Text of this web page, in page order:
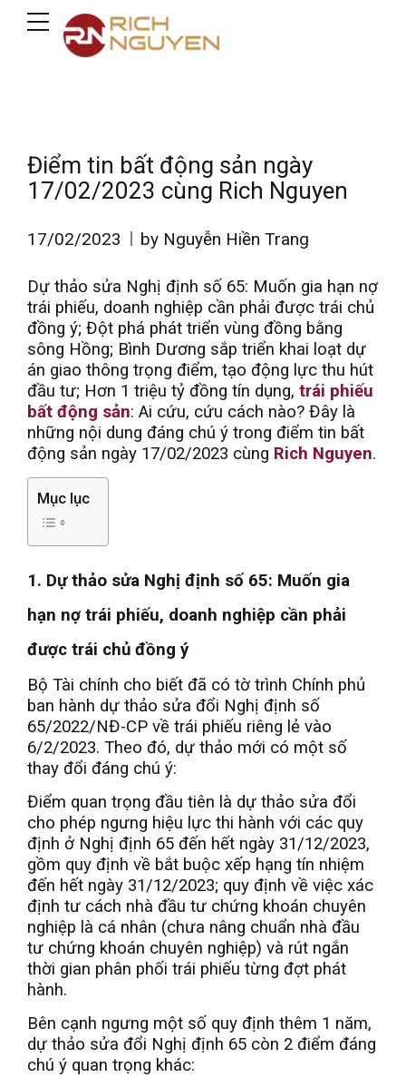
Điểm tin bất động sản ngày
17/02/2023 cùng Rich Nguyen
17/02/2023 by Nguyễn Hiền Trang
Dự thảo sửa Nghị định số 65: Muốn gia hạn nợ
trái phiếu, doanh nghiệp cần phải được trái chủ
đồng ý; Đột phá phát triển vùng đồng bằng
sông Hồng; Bình Dương sắp triển khai loạt dự
án giao thông trọng điểm, tạo động lực thu hút
đầu tư; Hơn 1 triệu tỷ đồng tín dụng, trái phiếu
bất động sản: Ai cứu, cứu cách nào? Đây là
những nội dung đáng chú ý trong điểm tin bất
động sản ngày 17/02/2023 cùng Rich Nguyen.
Mục lục
1. Dự thảo sửa Nghị định số 65: Muốn gia
hạn nợ trái phiếu, doanh nghiệp cần phải
được trái chủ đồng ý
Bộ Tài chính cho biết đã có tờ trình Chính phủ
ban hành dự thảo sửa đổi Nghị định số
65/2022/NĐ-CP về trái phiếu riêng lẻ vào
6/2/2023. Theo đó, dự thảo mới có một số
thay đổi đáng chú ý:
Điểm quan trọng đầu tiên là dự thảo sửa đổi
cho phép ngưng hiệu lực thi hành với các quy
định ở Nghị định 65 đến hết ngày 31/12/2023,
gồm quy định về bắt buộc xếp hạng tín nhiệm
đến hết ngày 31/12/2023; quy định về việc xác
định tư cách nhà đầu tư chứng khoán chuyên
nghiệp là cá nhân (chưa nâng chuẩn nhà đầu
tư chứng khoán chuyên nghiệp) và rút ngắn
thời gian phân phối trái phiếu từng đợt phát
hành.
Bên cạnh ngưng một số quy định thêm 1 năm,
dự thảo sửa đổi Nghị định 65 còn 2 điểm đáng
chú ý quan trọng khác: